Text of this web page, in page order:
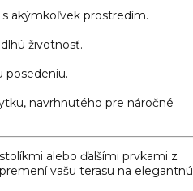
akýmkoľvek prostredím.
životnosť.
posedeniu.
navrhnutého pre náročné
alebo ďalšími prvkami z
vašu terasu na elegantnú